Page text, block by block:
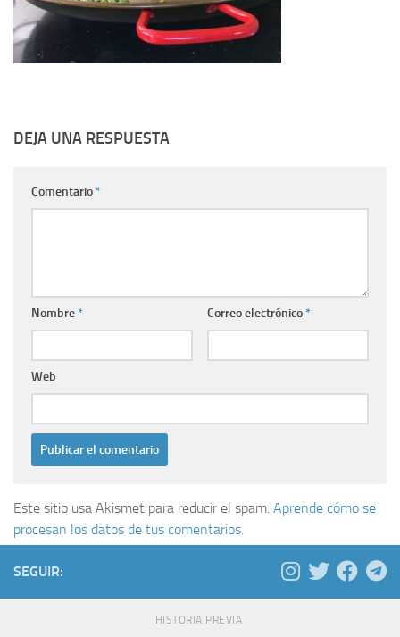
DEJA UNA RESPUESTA
Comentario*
Nombre* Correo electrónico*
Web
Este sitio usa Akismet para reducir el spam. Aprende cómo se
procesan los datos de tus comentarios.
SEGUIR:
HISTORIA PREVIA